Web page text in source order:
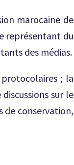
marocaine de
représentant du
des médias.
; la
sur le
de conservation,